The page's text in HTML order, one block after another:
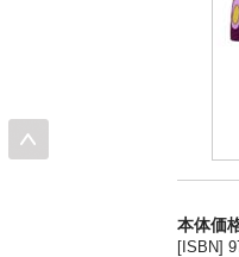
本体価
[ISBN]